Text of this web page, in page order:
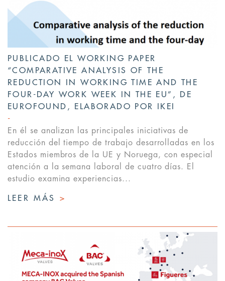
PUBLICADO EL WORKING PAPER
“COMPARATIVE ANALYSIS OF THE
REDUCTION IN WORKING TIME AND THE
FOUR-DAY WORK WEEK IN THE EU”, DE
EUROFOUND, ELABORADO POR IKEI
En él se analizan las principales iniciativas de
reducción del tiempo de trabajo desarrolladas en los
Estados miembros de la UE y Noruega, con especial
atención a la semana laboral de cuatro días. El
estudio examina experiencias...
LEER MÁS >